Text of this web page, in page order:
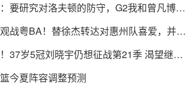
要研究对洛夫顿的防守，G2我和曾凡博的
战粤BA！替徐杰转达对惠州队喜爱，并与
37岁5冠刘晓宇仍想征战第21季 渴望继续
今夏阵容调整预测